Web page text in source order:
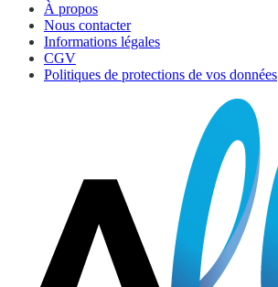
À propos
Nous contacter
Informations légales
CGV
Politiques de protections de vos données